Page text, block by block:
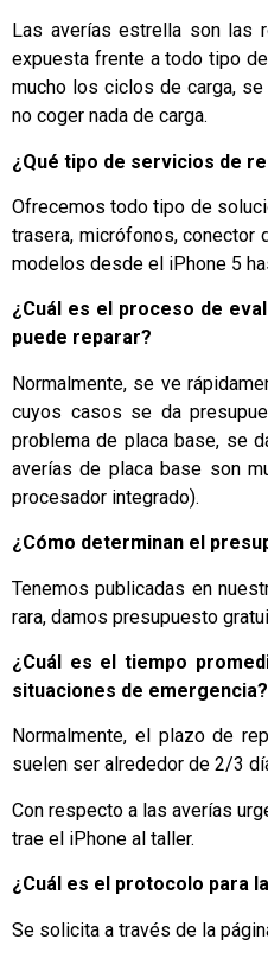
Las averías estrella son las
expuesta frente a todo tipo
mucho los ciclos de carga,
no coger nada de carga.
¿Qué tipo de servicios de
Ofrecemos todo tipo de
trasera, micrófonos, conector
modelos desde el iPhone 5
¿Cuál es el proceso de
puede reparar?
Normalmente, se ve
cuyos casos se da
problema de placa base, se
averías de placa base son
procesador integrado).
¿Cómo determinan el
Tenemos publicadas en
rara, damos presupuesto
¿Cuál es el tiempo
situaciones de emergencia?
Normalmente, el plazo de
suelen ser alrededor de 2/3
Con respecto a las averías
trae el iPhone al taller.
¿Cuál es el protocolo para
Se solicita a través de la